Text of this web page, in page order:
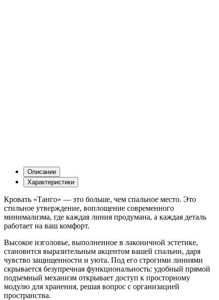
Описание
Характеристики
Кровать «Танго» — это больше, чем спальное место. Это
стильное утверждение, воплощение современного
минимализма, где каждая линия продумана, а каждая деталь
работает на ваш комфорт.
Высокое изголовье, выполненное в лаконичной эстетике,
становится выразительным акцентом вашей спальни, даря
чувство защищенности и уюта. Под его строгими линиями
скрывается безупречная функциональность: удобный прямой
подъемный механизм открывает доступ к просторному
модулю для хранения, решая вопрос с организацией
пространства.